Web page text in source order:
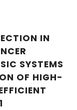
IN
SYSTEMS
OF HIGH-